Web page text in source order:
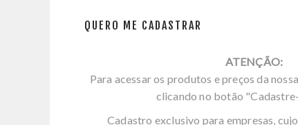
QUERO ME CADASTRAR
ATENÇÃO:
Para acessar os produtos e preços da
clicando no botão
Cadastro exclusivo para empresas,